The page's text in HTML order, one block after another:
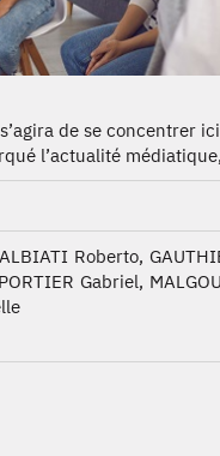
de se concentrer
l’actualité
Roberto,
Gabriel,